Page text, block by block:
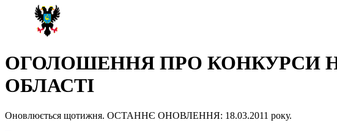
ОГОЛОШЕННЯ ПРО КОНКУРСИ
ОБЛАСТІ
Оновлюється щотижня. ОСТАННЄ ОНОВЛЕННЯ: 18.03.2011 року.